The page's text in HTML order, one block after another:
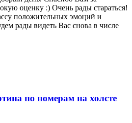
оценку :) Очень рады стараться!
положительных эмоций и
рады видеть Вас снова в числе
по номерам на холсте